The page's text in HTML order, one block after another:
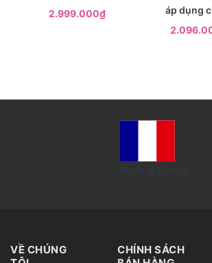
2.999.000₫
áp dụng
VỀ CHÚNG
CHÍNH SÁCH